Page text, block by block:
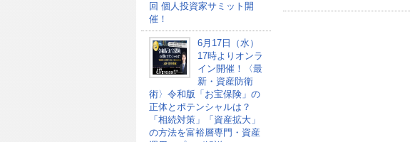
回 個人投資家サミット開
催！
6月17日（水）
17時よりオンラ
イン開催！〈最
新・資産防衛
術〉令和版「お宝保険」の
正体とポテンシャルは？
「相続対策」「資産拡大」
の方法を富裕層専門・資産